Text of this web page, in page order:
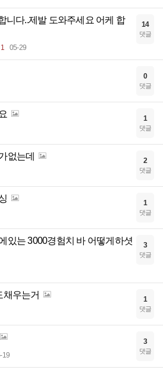
니다..제발 도와주세요 어케 합
05-29
14
댓글
0
댓글
1
댓글
없는데 2
댓글
1
댓글
있는 3000경험치 바 어떻게하셧
3
댓글
채우는거 1
댓글
19
3
댓글